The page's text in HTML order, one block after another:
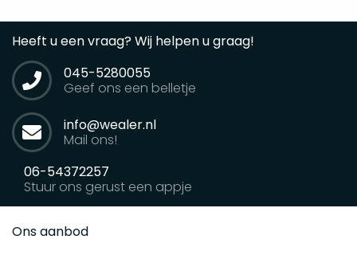
Heeft u een vraag? Wij helpen u graag!
045-5280055
Geef ons een belletje
info@wealer.nl
Mail ons!
06-54372257
Stuur ons gerust een appje
Ons aanbod